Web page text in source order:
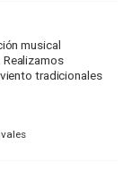
musical
tradicionales